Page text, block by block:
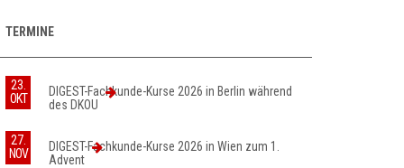
TERMINE
23.
OKT
DIGEST-Fachkunde-Kurse 2026 in Berlin während
des DKOU
27.
NOV
DIGEST-Fachkunde-Kurse 2026 in Wien zum 1.
Advent